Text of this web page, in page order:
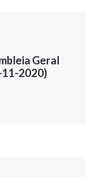
Geral
11-2020)